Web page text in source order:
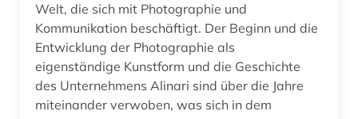
Welt, die sich mit Photographie und
Kommunikation beschäftigt. Der Beginn und die
Entwicklung der Photographie als
eigenständige Kunstform und die Geschichte
des Unternehmens Alinari sind über die Jahre
miteinander verwoben, was sich in dem